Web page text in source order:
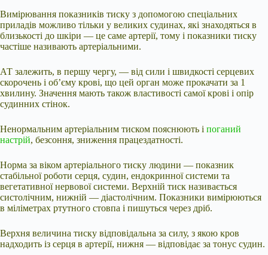
Вимірювання показників тиску з допомогою спеціальних
приладів можливо тільки у великих судинах, які знаходяться в
близькості до шкіри — це саме артерії, тому і показники тиску
частіше називають артеріальними.
АТ залежить, в першу чергу, — від сили і швидкості серцевих
скорочень і об’єму крові, що цей орган може прокачати за 1
хвилину. Значення мають також властивості самої крові і опір
судинних стінок.
Ненормальним артеріальним тиском пояснюють і поганий
настрій, безсоння, зниження працездатності.
Норма за віком артеріального тиску людини — показник
стабільної роботи серця, судин, ендокринної системи та
вегетативної нервової системи. Верхній тиск називається
систолічним, нижній — діастолічним. Показники вимірюються
в міліметрах ртутного стовпа і пишуться через дріб.
Верхня величина тиску відповідальна за силу, з якою кров
надходить із серця в артерії, нижня — відповідає за тонус судин.